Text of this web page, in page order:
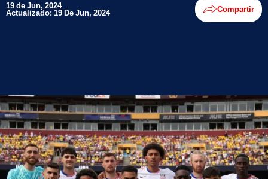
19 de Jun, 2024
Actualizado: 19 De Jun, 2024 Compartir